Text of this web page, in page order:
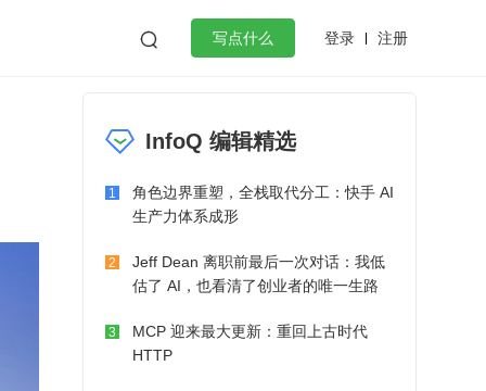
 写点什么 登录 注册
微服务架构 flutter
InfoQ 编辑精选
1
角色边界重塑，全栈取代分工：快手 AI
生产力体系成形
2
Jeff Dean 离职前最后一次对话：我低
估了 AI，也看清了创业者的唯一生路
3
MCP 迎来最大更新：重回上古时代
HTTP